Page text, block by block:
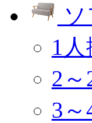
1
2
3